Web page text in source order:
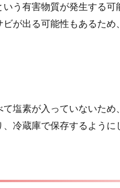
う有害物質が発生する
が出る可能性もあるた
塩素が入っていないた
冷蔵庫で保存するように